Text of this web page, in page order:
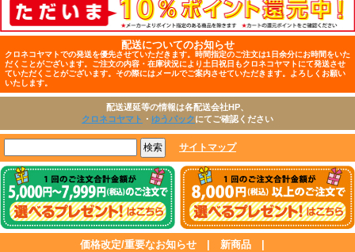
配送についてのお知らせ
クロネコヤマトでの発送を優先させていただきます。時間指定のご注文は1日余分にお時間をいた
だくことがございます。ご注文の内容・在庫状況により土日祝日もクロネコヤマトにて発送させ
ていただくことがございます。その際にはメールでご案内させていただきます。よろしくお願い
いたします。
配送遅延等の情報は各配送会社HP、
クロネコヤマト ・ ゆうパックにてご確認ください
サイトマップ
価格改定/重要なお知らせ 新商品